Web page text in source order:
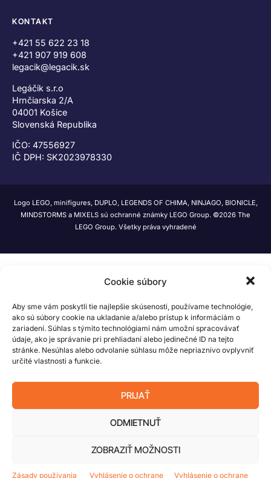
Cookie súbory
Aby sme vám poskytli tie najlepšie skúsenosti, používame technológie,
ako sú súbory cookie na ukladanie a/alebo prístup k informáciám o
zariadení. Súhlas s týmito technológiami nám umožní spracovávať
údaje, ako je správanie pri prehliadaní alebo jedinečné ID na tejto
stránke. Nesúhlas alebo odvolanie súhlasu môže nepriaznivo ovplyvniť
určité vlastnosti a funkcie.
PRIJAŤ
ODMIETNUŤ
ZOBRAZIŤ MOŽNOSTI
Zásady používania Vyhlásenie o ochrane Vyhlásenie o ochrane
KONTAKT
+421 55 622 23 18
+421 907 919 608
legacik@legacik.sk
Legáčik s.r.o
Hrnčiarska 2/A
04001 Košice
Slovenská Republika
IČO: 47556927
IČ DPH: SK2023978330
Logo LEGO, minifigures, DUPLO, LEGENDS OF CHIMA, NINJAGO, BIONICLE,
MINDSTORMS a MIXELS sú ochranné známky LEGO Group. ©2026 The
LEGO Group. Všetky práva vyhradené